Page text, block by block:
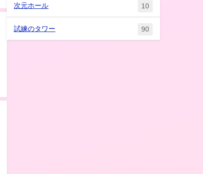
次元ホール 10
試練のタワー 90